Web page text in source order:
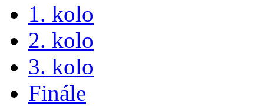
1. kolo
2. kolo
3. kolo
Finále